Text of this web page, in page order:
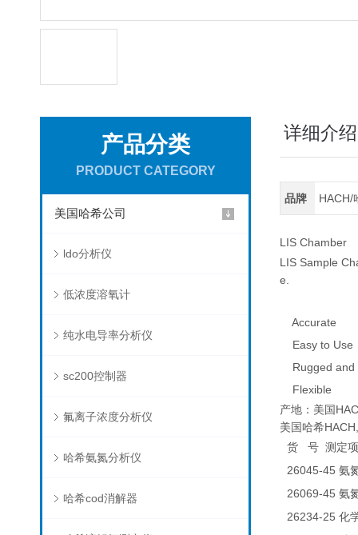
产品分类
PRODUCT CATEGORY
美国哈希公司
ldo分析仪
低浓度溶氧计
纯水电导率分析仪
sc200控制器
氟离子浓度分析仪
哈希氨氮分析仪
哈希cod消解器
详细介绍
品牌 HACH/
LIS Chamber
LIS Sample
e.
Accurate
Easy to Use
Rugged and
Flexible
产地：美国
美国哈希
货 号 测定
26045-45 氨
26069-45 氨
26234-25 化